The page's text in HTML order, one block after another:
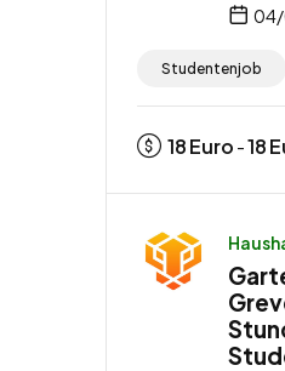
Studentenjob
18Euro -18